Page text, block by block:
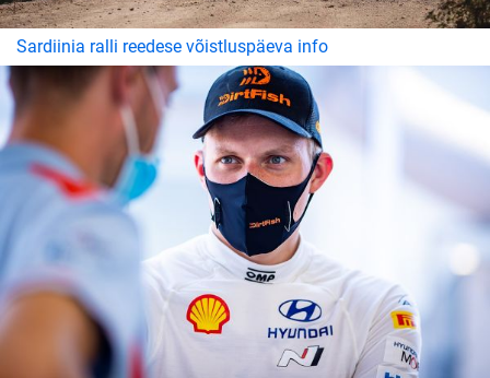
Sardiinia ralli reedese võistluspäeva info